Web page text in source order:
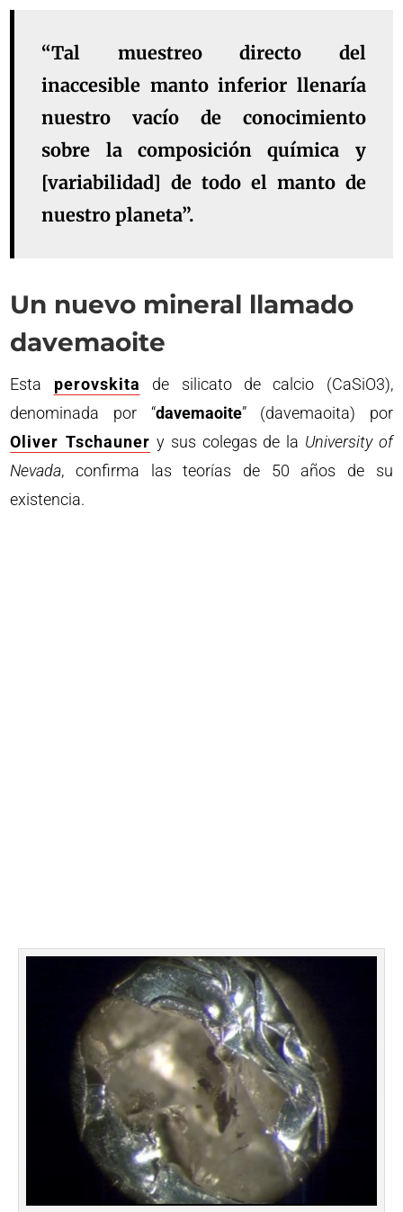
“Tal muestreo directo del
inaccesible manto inferior llenaría
nuestro vacío de conocimiento
sobre la composición química y
[variabilidad] de todo el manto de
nuestro planeta”.
Un nuevo mineral llamado
davemaoite
Esta perovskita de silicato de calcio (CaSiO3),
denominada por “davemaoite” (davemaoita) por
Oliver Tschauner y sus colegas de la University of
Nevada, confirma las teorías de 50 años de su
existencia.